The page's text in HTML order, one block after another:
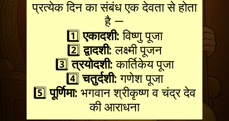
प्रत्येक दिन का संबंध एक देवता से होता
है —
1️⃣एकादशी: विष्णु पूजा
2️⃣द्वादशी: लक्ष्मी पूजन
3️⃣त्रयोदशी: कार्तिकेय पूजा
4️⃣चतुर्दशी: गणेश पूजा
5️⃣पूर्णिमा: भगवान श्रीकृष्ण व चंद्र देव
की आराधना